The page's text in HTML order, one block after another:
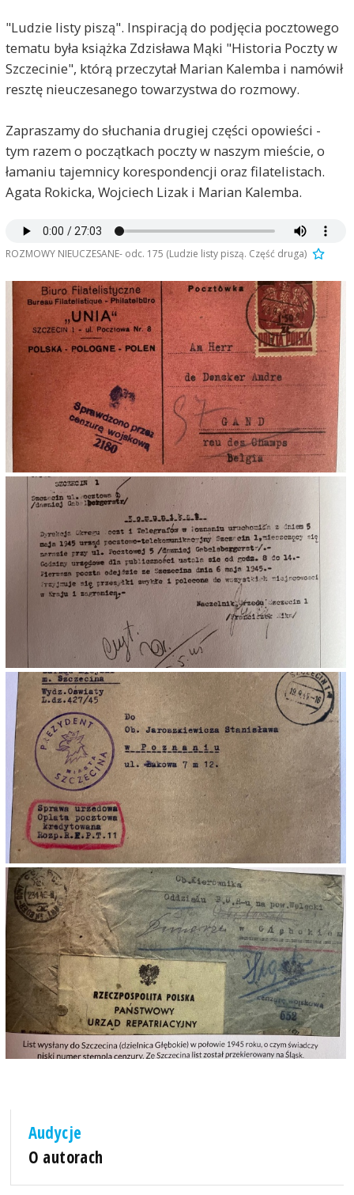
"Ludzie listy piszą". Inspiracją do podjęcia pocztowego
tematu była książka Zdzisława Mąki "Historia Poczty w
Szczecinie", którą przeczytał Marian Kalemba i namówił
resztę nieuczesanego towarzystwa do rozmowy.
Zapraszamy do słuchania drugiej części opowieści -
tym razem o początkach poczty w naszym mieście, o
łamaniu tajemnicy korespondencji oraz filatelistach.
Agata Rokicka, Wojciech Lizak i Marian Kalemba.
ROZMOWY NIEUCZESANE- odc. 175 (Ludzie listy piszą. Część druga)
Audycje
O autorach